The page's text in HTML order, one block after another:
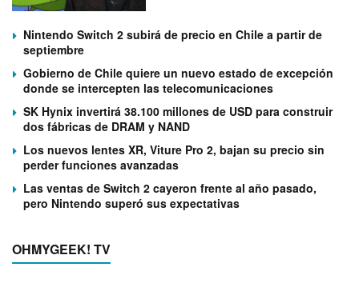
Nintendo Switch 2 subirá de precio en Chile a partir de
septiembre
Gobierno de Chile quiere un nuevo estado de excepción
donde se intercepten las telecomunicaciones
SK Hynix invertirá 38.100 millones de USD para construir
dos fábricas de DRAM y NAND
Los nuevos lentes XR, Viture Pro 2, bajan su precio sin
perder funciones avanzadas
Las ventas de Switch 2 cayeron frente al año pasado,
pero Nintendo superó sus expectativas
OHMYGEEK! TV